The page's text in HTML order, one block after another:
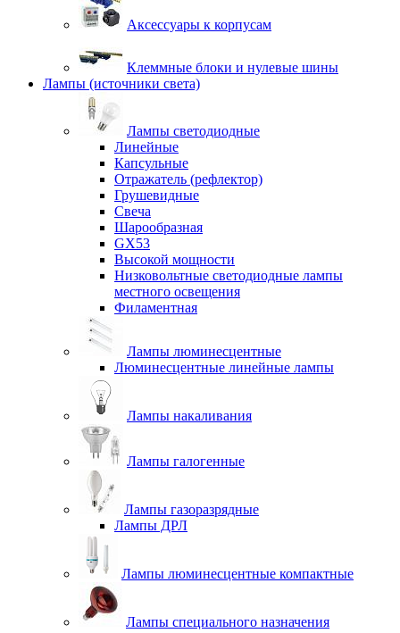
Аксессуары к корпусам
Клеммные блоки и нулевые шины
Лампы (источники света)
Лампы светодиодные
Линейные
Капсульные
Отражатель (рефлектор)
Грушевидные
Свеча
Шарообразная
GX53
Высокой мощности
Низковольтные светодиодные лампы
местного освещения
Филаментная
Лампы люминесцентные
Люминесцентные линейные лампы
Лампы накаливания
Лампы галогенные
Лампы газоразрядные
Лампы ДРЛ
Лампы люминесцентные компактные
Лампы специального назначения